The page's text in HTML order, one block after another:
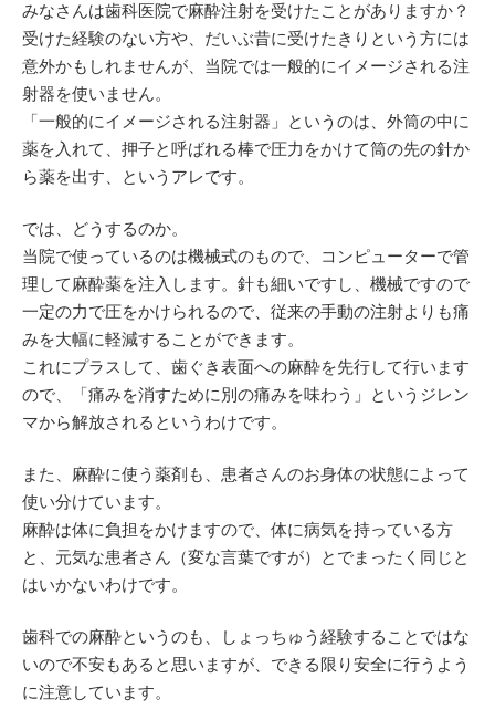
みなさんは歯科医院で麻酔注射を受けたことがありますか？
受けた経験のない方や、だいぶ昔に受けたきりという方には
意外かもしれませんが、当院では一般的にイメージされる注
射器を使いません。
「一般的にイメージされる注射器」というのは、外筒の中に
薬を入れて、押子と呼ばれる棒で圧力をかけて筒の先の針か
ら薬を出す、というアレです。
では、どうするのか。
当院で使っているのは機械式のもので、コンピューターで管
理して麻酔薬を注入します。針も細いですし、機械ですので
一定の力で圧をかけられるので、従来の手動の注射よりも痛
みを大幅に軽減することができます。
これにプラスして、歯ぐき表面への麻酔を先行して行います
ので、「痛みを消すために別の痛みを味わう」というジレン
マから解放されるというわけです。
また、麻酔に使う薬剤も、患者さんのお身体の状態によって
使い分けています。
麻酔は体に負担をかけますので、体に病気を持っている方
と、元気な患者さん（変な言葉ですが）とでまったく同じと
はいかないわけです。
歯科での麻酔というのも、しょっちゅう経験することではな
いので不安もあると思いますが、できる限り安全に行うよう
に注意しています。